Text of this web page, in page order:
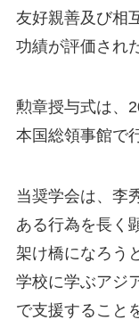
友好親善及び相
功績が評価され
勲章授与式は、
本国総領事館で
当奨学会は、李
ある行為を長く
架け橋になろう
学校に学ぶアジ
で支援すること